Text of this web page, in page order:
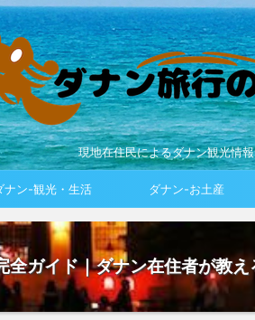
現地在住民によるダナン観光情
ナン-観光・生活 ダナン-お土産
ガイド｜ダナン在住者が教